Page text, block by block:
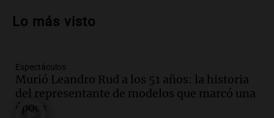
qué consecuencias tiene ceder siempre
Audio.
El alfajor argentino busca a sus
nuevos campeones en una competencia
nacional
Buen día, Argentina
Lo más visto
Espectáculos
Murió Leandro Rud a los 51 años: la historia
del representante de modelos que marcó una
época